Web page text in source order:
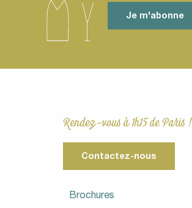
Je m'abonne
Rendez-vous à 1h15 de Paris !
Contactez-nous
Brochures